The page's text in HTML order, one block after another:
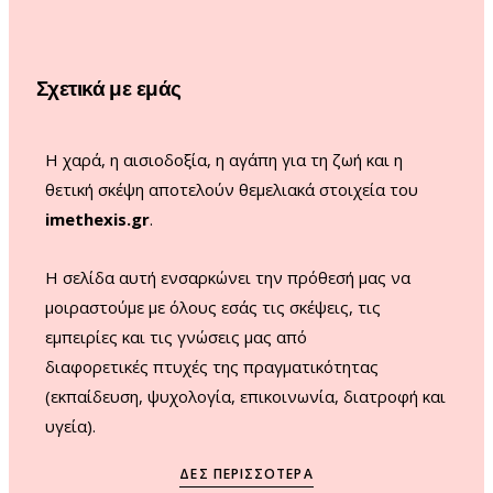
Σχετικά με εμάς
Η χαρά, η αισιοδοξία, η αγάπη για τη ζωή και η
θετική σκέψη αποτελούν θεμελιακά στοιχεία του
imethexis.gr.
H σελίδα αυτή ενσαρκώνει την πρόθεσή μας να
μοιραστούμε με όλους εσάς τις σκέψεις, τις
εμπειρίες και τις γνώσεις μας από
διαφορετικές πτυχές της πραγματικότητας
(εκπαίδευση, ψυχολογία, επικοινωνία, διατροφή και
υγεία).
ΔΕΣ ΠΕΡΙΣΣΌΤΕΡΑ